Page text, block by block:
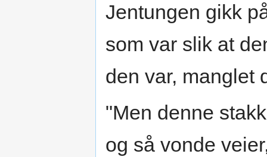
Jentungen gikk
som var slik at
den var, manglet
"Men denne
og så vonde